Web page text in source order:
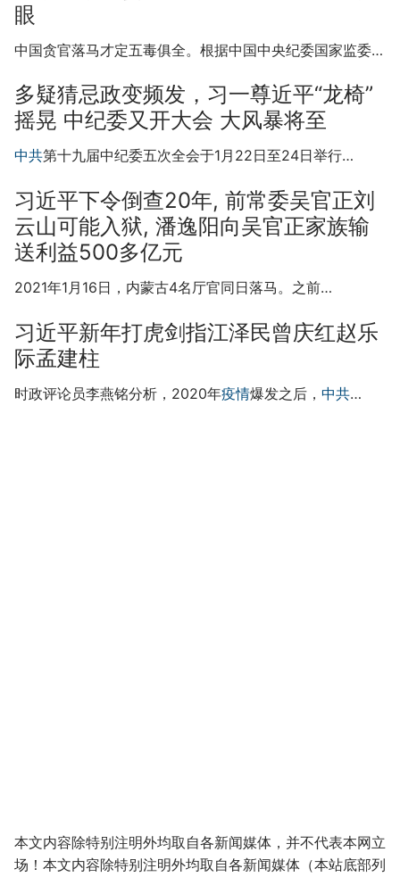
眼
中国贪官落马才定五毒俱全。根据中国中央纪委国家监委…
多疑猜忌政变频发，习一尊近平“龙椅”
摇晃 中纪委又开大会 大风暴将至
中共第十九届中纪委五次全会于1月22日至24日举行…
习近平下令倒查20年, 前常委吴官正刘
云山可能入狱, 潘逸阳向吴官正家族输
送利益500多亿元
2021年1月16日，内蒙古4名厅官同日落马。之前…
习近平新年打虎剑指江泽民曾庆红赵乐
际孟建柱
时政评论员李燕铭分析，2020年疫情爆发之后， 中共…
本文内容除特别注明外均取自各新闻媒体，并不代表本网立
场！本文内容除特别注明外均取自各新闻媒体（本站底部列